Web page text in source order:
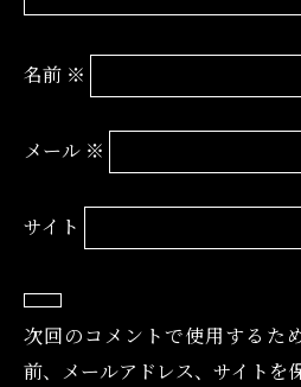
名前 ※
メール ※
サイト
次回のコメントで使用するた
前、メールアドレス、サイトを